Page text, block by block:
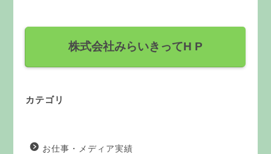
株式会社みらいきってH P
カテゴリ
お仕事・メディア実績